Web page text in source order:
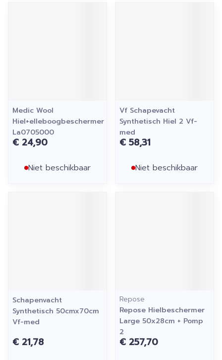
Medic Wool
Hiel+elleboogbeschermer
La0705000
€ 24,90
Niet beschikbaar
Vf Schapevacht
Synthetisch Hiel 2 Vf-
med
€ 58,31
Niet beschikbaar
Schapenvacht
Synthetisch 50cmx70cm
Vf-med
€ 21,78
Repose
Repose Hielbeschermer
Large 50x28cm + Pomp
2
€ 257,70